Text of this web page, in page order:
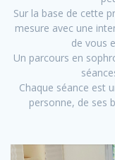
Sur la base de cette
mesure avec une
de vous
Un parcours en
Chaque séance est
personne, de ses